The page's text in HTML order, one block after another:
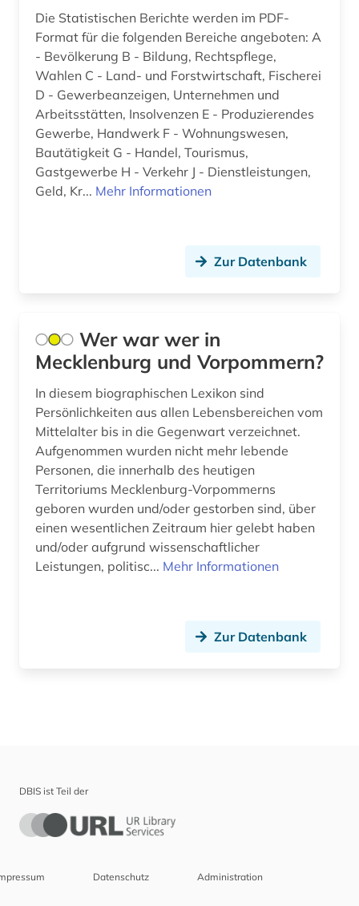
Die Statistischen Berichte werden im PDF-
Format für die folgenden Bereiche angeboten: A
- Bevölkerung B - Bildung, Rechtspflege,
Wahlen C - Land- und Forstwirtschaft, Fischerei
D - Gewerbeanzeigen, Unternehmen und
Arbeitsstätten, Insolvenzen E - Produzierendes
Gewerbe, Handwerk F - Wohnungswesen,
Bautätigkeit G - Handel, Tourismus,
Gastgewerbe H - Verkehr J - Dienstleistungen,
Geld, Kr... Mehr Informationen
Zur Datenbank
Wer war wer in
Mecklenburg und Vorpommern?
In diesem biographischen Lexikon sind
Persönlichkeiten aus allen Lebensbereichen vom
Mittelalter bis in die Gegenwart verzeichnet.
Aufgenommen wurden nicht mehr lebende
Personen, die innerhalb des heutigen
Territoriums Mecklenburg-Vorpommerns
geboren wurden und/oder gestorben sind, über
einen wesentlichen Zeitraum hier gelebt haben
und/oder aufgrund wissenschaftlicher
Leistungen, politisc... Mehr Informationen
Zur Datenbank
DBIS ist Teil der
Datenschutz Administration